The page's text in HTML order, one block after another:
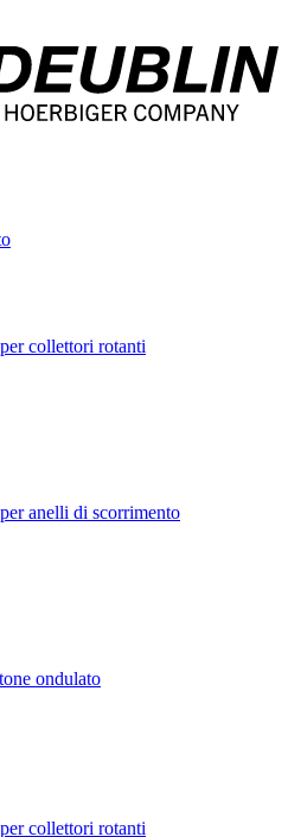
collettori rotanti
anelli di scorrimento
ondulato
collettori rotanti